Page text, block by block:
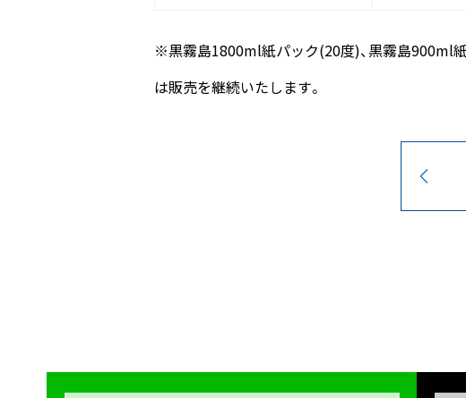
※黒霧島1800ml紙パック(20度)、黒霧島900ml紙
は販売を継続いたします。